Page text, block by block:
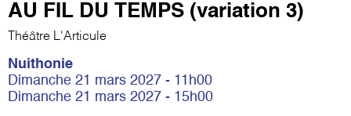
AU FIL DU TEMPS (variation 3)
Théâtre L'Articule
Nuithonie
Dimanche 21 mars 2027 - 11h00
Dimanche 21 mars 2027 - 15h00